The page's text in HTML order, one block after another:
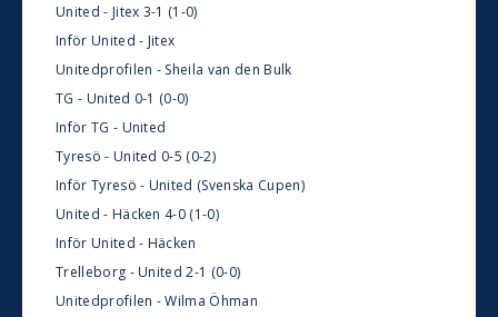
United - Jitex 3-1 (1-0)
Inför United - Jitex
Unitedprofilen - Sheila van den Bulk
TG - United 0-1 (0-0)
Inför TG - United
Tyresö - United 0-5 (0-2)
Inför Tyresö - United (Svenska Cupen)
United - Häcken 4-0 (1-0)
Inför United - Häcken
Trelleborg - United 2-1 (0-0)
Unitedprofilen - Wilma Öhman